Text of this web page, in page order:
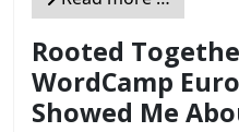
Rooted
WordCamp
Showed Me